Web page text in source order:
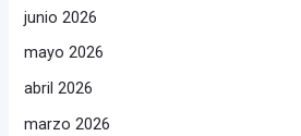
junio 2026
mayo 2026
abril 2026
marzo 2026